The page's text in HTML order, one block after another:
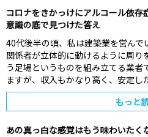
コロナをきかっけにアルコール依
意識の底で見つけた答え
40代後半の頃、私は建築業を営ん
関係者が立体的に動けるように周り
う足場というものを組み立てる業
ますが、収入もかなり高く、安定し
もっと
あの真っ白な感覚はもう味わいたく